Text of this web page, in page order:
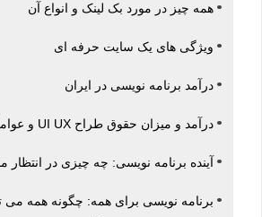
همه چیز در مورد بک لینک و انواع آن
ویژگی های یک سایت حرفه ای
درآمد برنامه نویسی در ایران
درآمد و میزان حقوق طراح UI UX و عوامل موثر بر آن
آینده برنامه نویسی: چه چیزی در انتظار
برنامه نویسی برای همه: چگونه همه می